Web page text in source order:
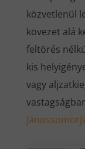
közvetlenül
kövezet alá
feltörés
kis
vagy